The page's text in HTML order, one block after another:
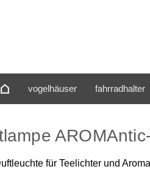
vogelhäuser fahrradhalter
für Teelichter und